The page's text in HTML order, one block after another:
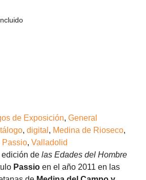
de Exposición, General
, digital , Medina de Rioseco,
Passio, Valladolid
edición de las Edades del Hombre
Passio en el año 2011 en las